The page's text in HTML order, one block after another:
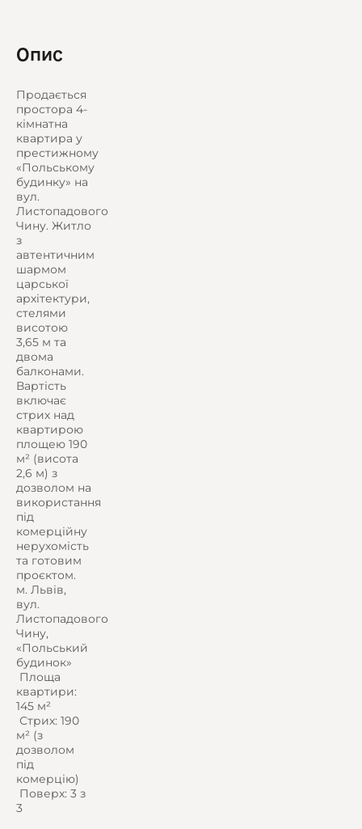
Опис
Продається
простора 4-
кімнатна
квартира у
престижному
«Польському
будинку» на
вул.
Листопадового
Чину. Житло
з
автентичним
шармом
царської
архітектури,
стелями
висотою
3,65 м та
двома
балконами.
Вартість
включає
стрих над
квартирою
площею 190
м² (висота
2,6 м) з
дозволом на
використання
під
комерційну
нерухомість
та готовим
проєктом.
м. Львів,
вул.
Листопадового
Чину,
«Польський
будинок»
️ Площа
квартири:
145 м²
️ Стрих: 190
м² (з
дозволом
під
комерцію)
️ Поверх: 3 з
3